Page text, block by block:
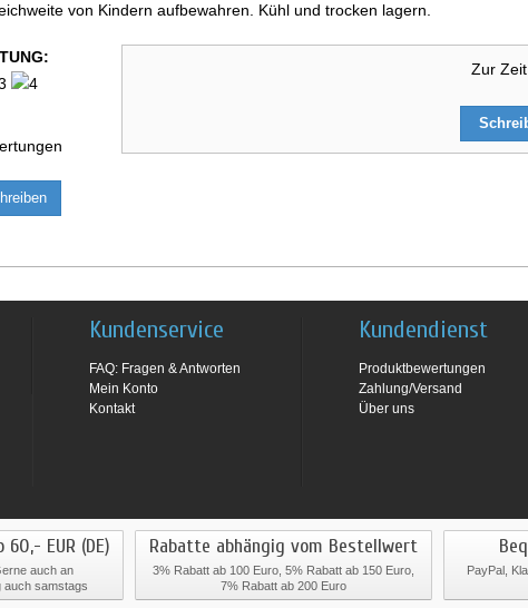
von Kindern aufbewahren. Kühl und trocken lagern.
Zur
Kundenservice
FAQ: Fragen & Antworten
Mein Konto
Kontakt
Kundendienst
Produktbewertungen
Zahlung/Versand
Über uns
EUR (DE)
auch an
auch samstags
Rabatte abhängig vom Bestellwert
3% Rabatt ab 100 Euro, 5% Rabatt ab 150 Euro,
7% Rabatt ab 200 Euro
PayPal,